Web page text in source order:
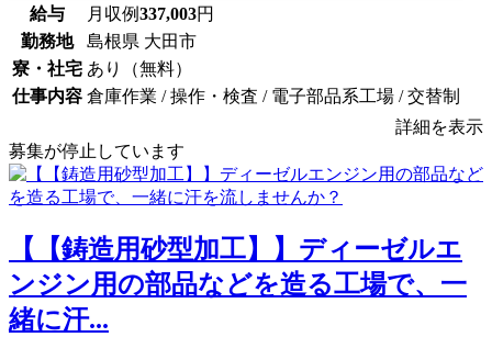
給与 月収例337,003円
勤務地
島根県 大田市
寮・社宅 あり（無料）
仕事内容 倉庫作業 / 操作・検査 / 電子部品系工場 / 交替制
詳細を表示
募集が停止しています
【【鋳造用砂型加工】】ディーゼルエ
ンジン用の部品などを造る工場で、一
緒に汗...